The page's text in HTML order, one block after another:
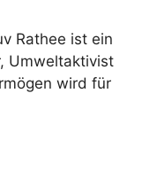
Rathee ist ein
Umweltaktivist
wird für